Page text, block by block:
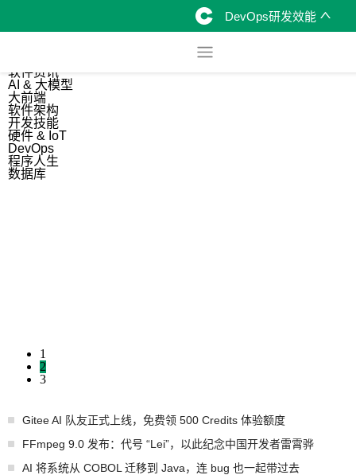
DevOps研发效能
软件资讯
AI & 大模型
大前端
软件架构
开发技能
硬件 & IoT
DevOps
程序人生
数据库
1
2
3
Gitee AI 队友正式上线，免费领 500 Credits 体验额度
FFmpeg 9.0 发布：代号 “Lei”，以此纪念中国开发者雷霄骅
AI 将系统从 COBOL 迁移到 Java，连 bug 也一起带过去